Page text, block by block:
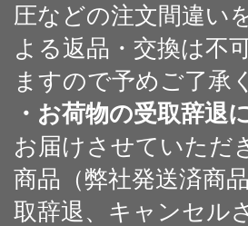
圧などの注文間違い
よる返品・交換は不
ますので予めご了承
・お荷物の受取辞退
お届けさせていただ
商品（弊社発送済商
取辞退、キャンセル